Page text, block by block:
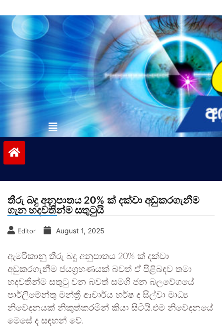
to
contentvinivida.lk
තීරු බදු අනුපාතය 20% ක් දක්වා අඩුකරගැනීම
ගැන හදවතින්ම සතුටුයි
Editor August 1, 2025
ඇමරිකානු තීරු බදු අනුපාතය 20% ක් දක්වා
අඩුකරගැනීම ජයග්‍රහණයක් බවත් ඒ පිළිබඳව තමා
හදවතින්ම සතුටු වන බවත් සමගි ජන බලවේගයේ
පාර්ලිමේන්තු මන්ත්‍රී ආචාර්ය හර්ෂ ද සිල්වා මාධ්‍ය
නිවේදනයක් නිකුත්කරමින් කියා සිටියි.එම නිවේදනයේ
මෙසේ ද සඳහන් වේ.